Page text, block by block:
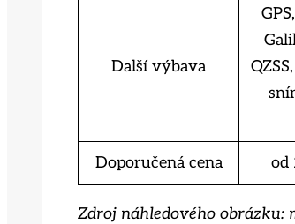
Další výbava
Doporučená cena od
Zdroj náhledového obrázku: